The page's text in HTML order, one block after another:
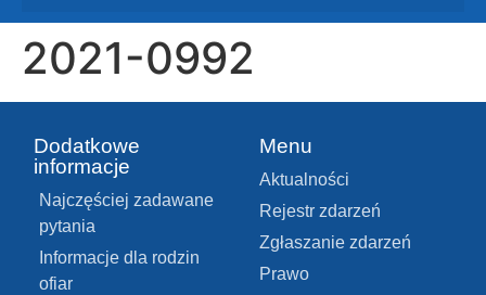
2021-0992
Dodatkowe
informacje
Najczęściej zadawane
pytania
Informacje dla rodzin
ofiar
Menu
Aktualności
Rejestr zdarzeń
Zgłaszanie zdarzeń
Prawo